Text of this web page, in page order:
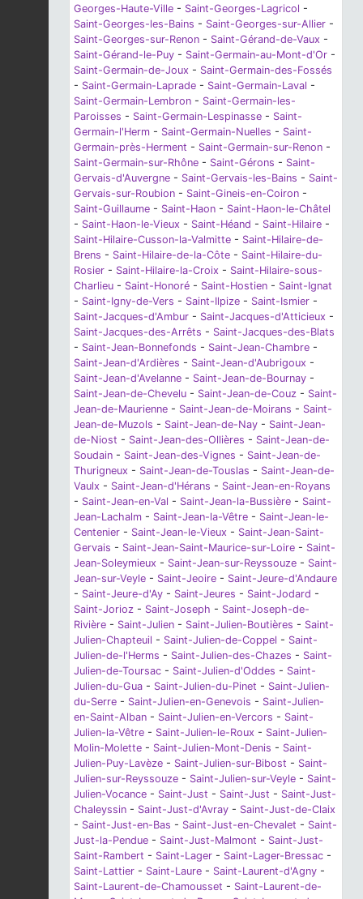
Georges-Haute-Ville - Saint-Georges-Lagricol -
Saint-Georges-les-Bains - Saint-Georges-sur-Allier -
Saint-Georges-sur-Renon - Saint-Gérand-de-Vaux -
Saint-Gérand-le-Puy - Saint-Germain-au-Mont-d'Or -
Saint-Germain-de-Joux - Saint-Germain-des-Fossés
- Saint-Germain-Laprade - Saint-Germain-Laval -
Saint-Germain-Lembron - Saint-Germain-les-
Paroisses - Saint-Germain-Lespinasse - Saint-
Germain-l'Herm - Saint-Germain-Nuelles - Saint-
Germain-près-Herment - Saint-Germain-sur-Renon -
Saint-Germain-sur-Rhône - Saint-Gérons - Saint-
Gervais-d'Auvergne - Saint-Gervais-les-Bains - Saint-
Gervais-sur-Roubion - Saint-Gineis-en-Coiron -
Saint-Guillaume - Saint-Haon - Saint-Haon-le-Châtel
- Saint-Haon-le-Vieux - Saint-Héand - Saint-Hilaire -
Saint-Hilaire-Cusson-la-Valmitte - Saint-Hilaire-de-
Brens - Saint-Hilaire-de-la-Côte - Saint-Hilaire-du-
Rosier - Saint-Hilaire-la-Croix - Saint-Hilaire-sous-
Charlieu - Saint-Honoré - Saint-Hostien - Saint-Ignat
- Saint-Igny-de-Vers - Saint-Ilpize - Saint-Ismier -
Saint-Jacques-d'Ambur - Saint-Jacques-d'Atticieux -
Saint-Jacques-des-Arrêts - Saint-Jacques-des-Blats
- Saint-Jean-Bonnefonds - Saint-Jean-Chambre -
Saint-Jean-d'Ardières - Saint-Jean-d'Aubrigoux -
Saint-Jean-d'Avelanne - Saint-Jean-de-Bournay -
Saint-Jean-de-Chevelu - Saint-Jean-de-Couz - Saint-
Jean-de-Maurienne - Saint-Jean-de-Moirans - Saint-
Jean-de-Muzols - Saint-Jean-de-Nay - Saint-Jean-
de-Niost - Saint-Jean-des-Ollières - Saint-Jean-de-
Soudain - Saint-Jean-des-Vignes - Saint-Jean-de-
Thurigneux - Saint-Jean-de-Touslas - Saint-Jean-de-
Vaulx - Saint-Jean-d'Hérans - Saint-Jean-en-Royans
- Saint-Jean-en-Val - Saint-Jean-la-Bussière - Saint-
Jean-Lachalm - Saint-Jean-la-Vêtre - Saint-Jean-le-
Centenier - Saint-Jean-le-Vieux - Saint-Jean-Saint-
Gervais - Saint-Jean-Saint-Maurice-sur-Loire - Saint-
Jean-Soleymieux - Saint-Jean-sur-Reyssouze - Saint-
Jean-sur-Veyle - Saint-Jeoire - Saint-Jeure-d'Andaure
- Saint-Jeure-d'Ay - Saint-Jeures - Saint-Jodard -
Saint-Jorioz - Saint-Joseph - Saint-Joseph-de-
Rivière - Saint-Julien - Saint-Julien-Boutières - Saint-
Julien-Chapteuil - Saint-Julien-de-Coppel - Saint-
Julien-de-l'Herms - Saint-Julien-des-Chazes - Saint-
Julien-de-Toursac - Saint-Julien-d'Oddes - Saint-
Julien-du-Gua - Saint-Julien-du-Pinet - Saint-Julien-
du-Serre - Saint-Julien-en-Genevois - Saint-Julien-
en-Saint-Alban - Saint-Julien-en-Vercors - Saint-
Julien-la-Vêtre - Saint-Julien-le-Roux - Saint-Julien-
Molin-Molette - Saint-Julien-Mont-Denis - Saint-
Julien-Puy-Lavèze - Saint-Julien-sur-Bibost - Saint-
Julien-sur-Reyssouze - Saint-Julien-sur-Veyle - Saint-
Julien-Vocance - Saint-Just - Saint-Just - Saint-Just-
Chaleyssin - Saint-Just-d'Avray - Saint-Just-de-Claix
- Saint-Just-en-Bas - Saint-Just-en-Chevalet - Saint-
Just-la-Pendue - Saint-Just-Malmont - Saint-Just-
Saint-Rambert - Saint-Lager - Saint-Lager-Bressac -
Saint-Lattier - Saint-Laure - Saint-Laurent-d'Agny -
Saint-Laurent-de-Chamousset - Saint-Laurent-de-